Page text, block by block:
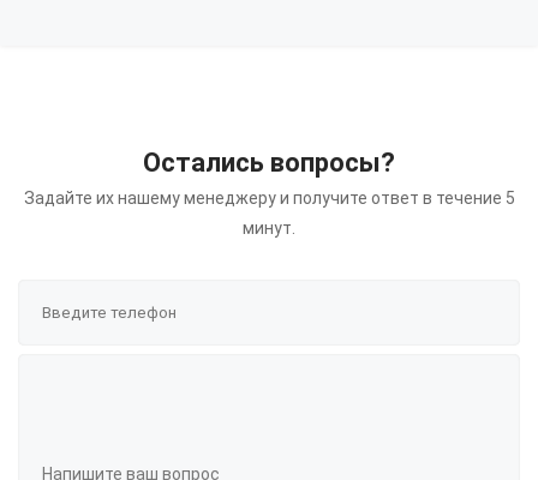
Остались вопросы?
Задайте их нашему менеджеру и получите ответ в течение 5
минут.